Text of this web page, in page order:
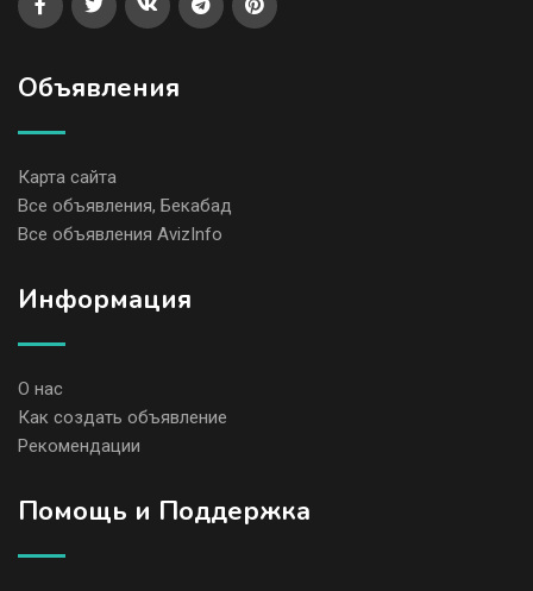
Объявления
Карта сайта
Все объявления, Бекабад
Все объявления AvizInfo
Информация
О нас
Как создать объявление
Рекомендации
Помощь и Поддержка